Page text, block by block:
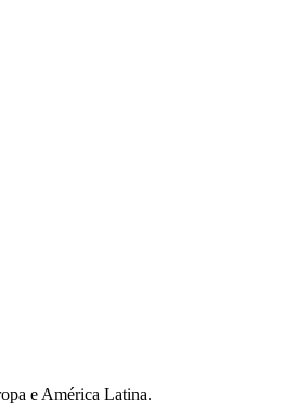
e América Latina.